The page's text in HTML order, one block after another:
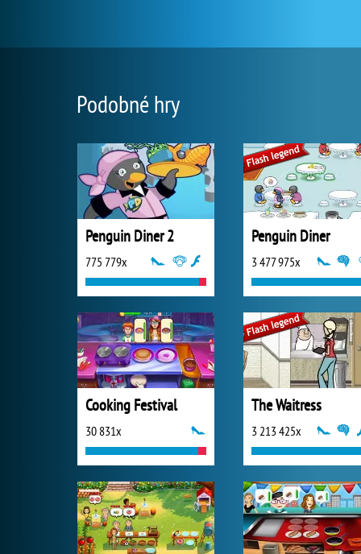
Podobné hry
Penguin Diner 2
775 779x
Penguin Diner
3 477 975x
Cooking Festival
30 831x
The Waitress
3 213 425x